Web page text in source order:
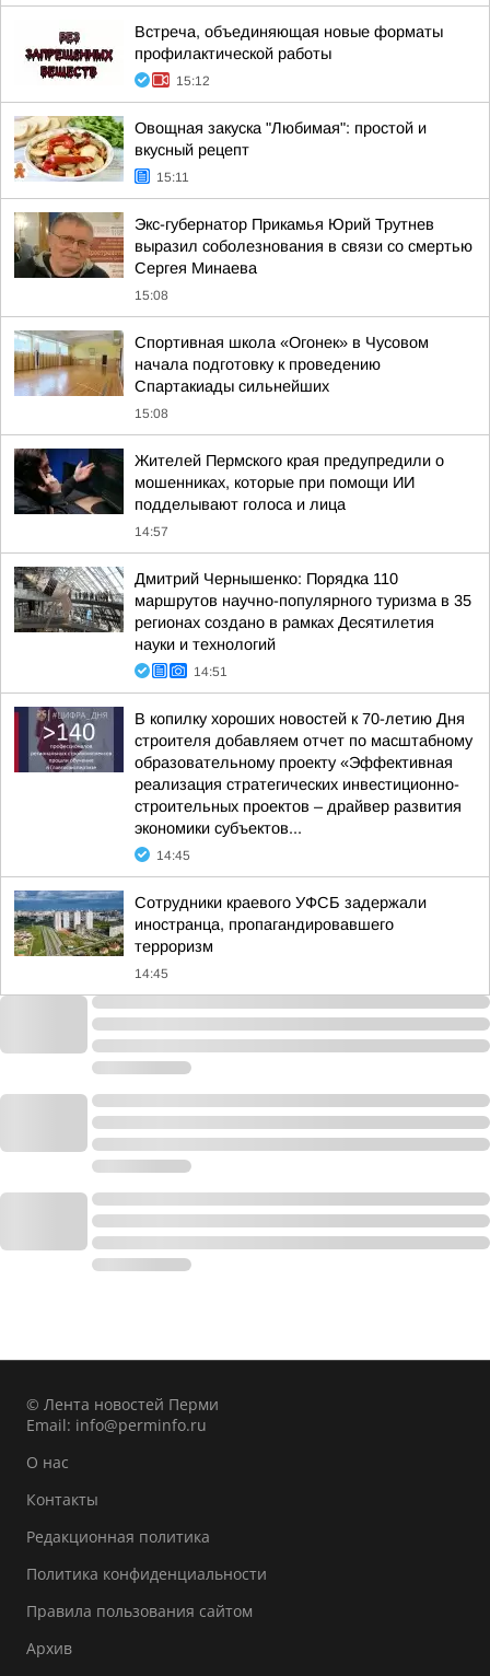
Встреча, объединяющая новые форматы
профилактической работы
15:12
Овощная закуска "Любимая": простой и
вкусный рецепт
15:11
Экс-губернатор Прикамья Юрий Трутнев
выразил соболезнования в связи со смертью
Сергея Минаева
15:08
Спортивная школа «Огонек» в Чусовом
начала подготовку к проведению
Спартакиады сильнейших
15:08
Жителей Пермского края предупредили о
мошенниках, которые при помощи ИИ
подделывают голоса и лица
14:57
Дмитрий Чернышенко: Порядка 110
маршрутов научно-популярного туризма в 35
регионах создано в рамках Десятилетия
науки и технологий
14:51
В копилку хороших новостей к 70-летию Дня
строителя добавляем отчет по масштабному
образовательному проекту «Эффективная
реализация стратегических инвестиционно-
строительных проектов – драйвер развития
экономики субъектов...
14:45
Сотрудники краевого УФСБ задержали
иностранца, пропагандировавшего
терроризм
14:45
© Лента новостей Перми
Email: info@perminfo.ru
О нас
Контакты
Редакционная политика
Политика конфиденциальности
Правила пользования сайтом
Архив